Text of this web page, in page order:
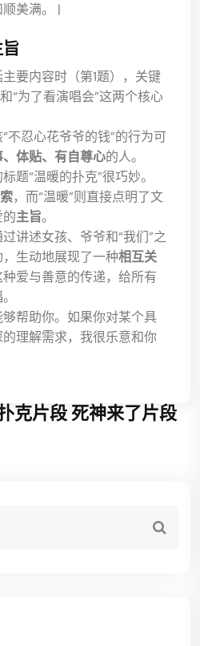
美满。 |
主要内容时（第1题），关键
“为了看演唱会”这两个核心
不忍心花爷爷的钱”的行为可
、体贴、有自尊心的人。
题“温暖的扑克”很巧妙。
，而“温暖”则直接点明了文
主旨。
讲述女孩、爷爷和“我们”之
生动地展现了一种相互关
爱与善意的传递，给所有
帮助你。如果你对某个具
理解需求，我很乐意和你
克片段 死神来了片段